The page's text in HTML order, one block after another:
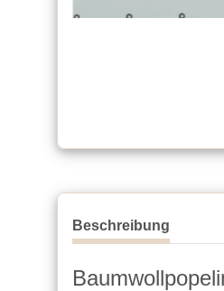
Beschreibung